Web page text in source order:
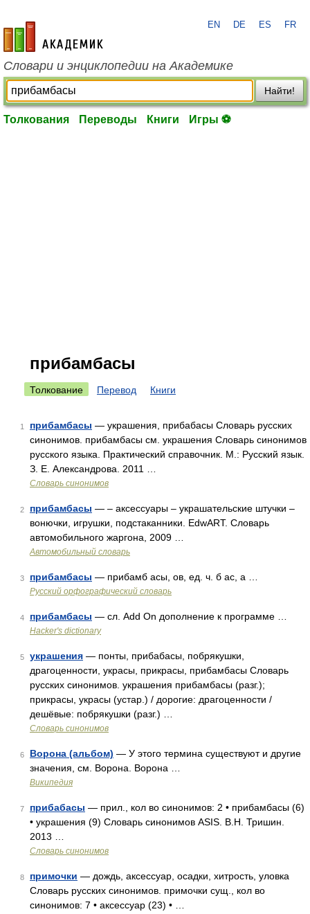
academic.ru
EN DE ES FR
Словари и энциклопедии на Академике
Найти!
Толкования Переводы Книги Игры ⚽
прибамбасы
Толкование Перевод Книги
1 прибамбасы — украшения, прибабасы Словарь русских
синонимов. прибамбасы см. украшения Словарь синонимов
русского языка. Практический справочник. М.: Русский язык.
З. Е. Александрова. 2011 …
Словарь синонимов
2 прибамбасы — – аксессуары – украшательские штучки –
вонючки, игрушки, подстаканники. EdwART. Словарь
автомобильного жаргона, 2009 …
Автомобильный словарь
3 прибамбасы — прибамб асы, ов, ед. ч. б ас, а …
Русский орфографический словарь
4 прибамбасы — сл. Add On дополнение к программе …
Hacker's dictionary
5 украшения — понты, прибабасы, побрякушки,
драгоценности, украсы, прикрасы, прибамбасы Словарь
русских синонимов. украшения прибамбасы (разг.);
прикрасы, украсы (устар.) / дорогие: драгоценности /
дешёвые: побрякушки (разг.) …
Словарь синонимов
6 Ворона (альбом) — У этого термина существуют и другие
значения, см. Ворона. Ворона …
Википедия
7 прибабасы — прил., кол во синонимов: 2 • прибамбасы (6)
• украшения (9) Словарь синонимов ASIS. В.Н. Тришин.
2013 …
Словарь синонимов
8 примочки — дождь, аксессуар, осадки, хитрость, уловка
Словарь русских синонимов. примочки сущ., кол во
синонимов: 7 • аксессуар (23) • …